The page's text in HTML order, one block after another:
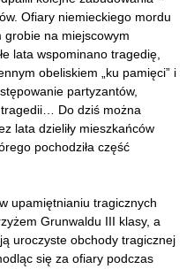
Ofiary niemieckiego mordu
grobie na miejscowym
lata wspominano tragedię,
obeliskiem „ku pamięci” i
partyzantów,
Do dziś można
lata dzieliły mieszkańców
pochodziła część
upamiętnianiu tragicznych
Grunwaldu III klasy, a
uroczyste obchody tragicznej
się za ofiary podczas